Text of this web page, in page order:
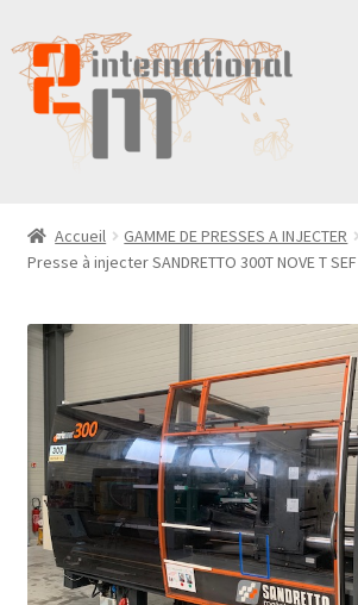
Aller
à
la
navigation
Aller
au
contenu
NOUVEAUTÉS
VENTES
PIÈCES DÉTACHÉES
CONTACT
Accueil GAMME DE PRESSES A INJECTER
Presse à injecter SANDRETTO 300T NOVE T